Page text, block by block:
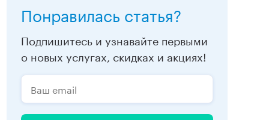
Понравилась статья?
Подпишитесь и узнавайте первыми
о новых услугах, скидках и акциях!